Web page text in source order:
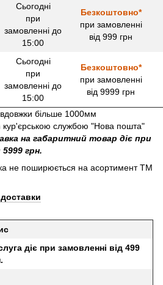
Сьогодні
при
замовленні до
15:00
Безкоштовно*
при замовленні
від 999 грн
Сьогодні
при
замовленні до
15:00
Безкоштовно*
при замовленні
від 9999 грн
більше 1000мм
кур'єрською службою "Нова пошта"
на габаритний товар діє при
5999 грн.
не поширюється на асортимент ТМ
діє при замовленні від 499